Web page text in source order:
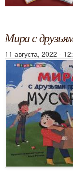
Мира с
11 августа, 2022 -